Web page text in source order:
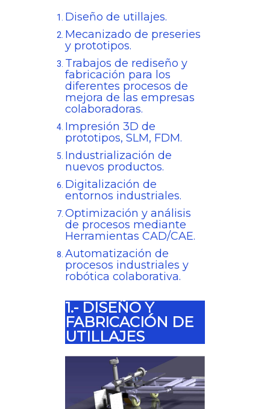
Diseño de utillajes.
Mecanizado de preseries
y prototipos.
Trabajos de rediseño y
fabricación para los
diferentes procesos de
mejora de las empresas
colaboradoras.
Impresión 3D de
prototipos, SLM, FDM.
Industrialización de
nuevos productos.
Digitalización de
entornos industriales.
Optimización y análisis
de procesos mediante
Herramientas CAD/CAE.
Automatización de
procesos industriales y
robótica colaborativa.
1.- DISEÑO Y
FABRICACIÓN DE
UTILLAJES